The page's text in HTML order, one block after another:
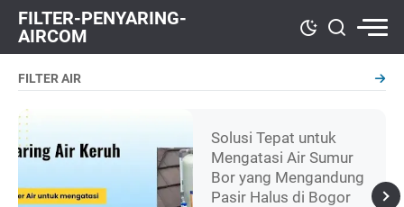
FILTER-PENYARING-
AIRCOM
FILTER AIR
Solusi Tepat untuk
Mengatasi Air Sumur
Bor yang Mengandung
Pasir Halus di Bogor